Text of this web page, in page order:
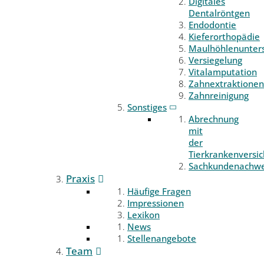
Dentalröntgen
Endodontie
Kieferorthopädie
Versiegelung
Vitalamputation
Zahnextraktionen
Zahnreinigung
Sonstiges
Abrechnung
mit
der
Praxis
Häufige Fragen
Impressionen
Lexikon
News
Stellenangebote
Team